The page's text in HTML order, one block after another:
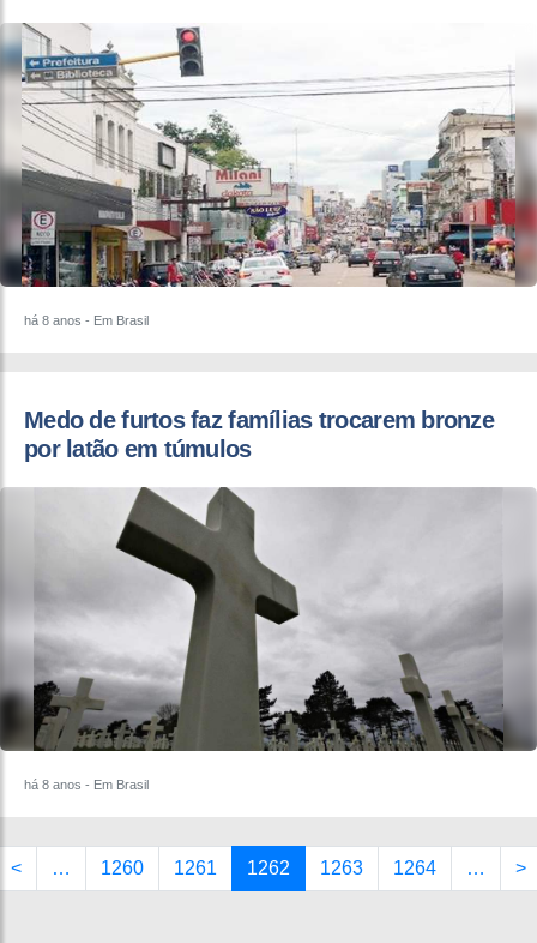
há 8 anos - Em Brasil
Medo de furtos faz famílias trocarem bronze
por latão em túmulos
há 8 anos - Em Brasil
< … 1260 1261 1262 1263 1264 … >